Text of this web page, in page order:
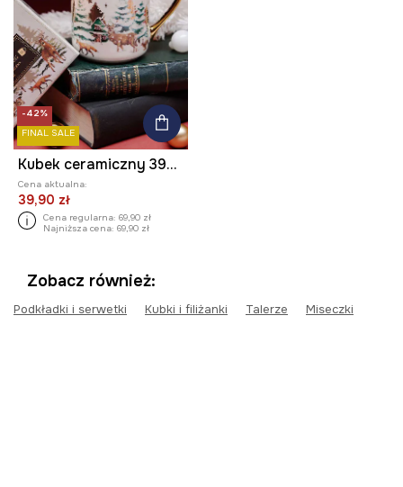
-42%
FINAL SALE
Kubek ceramiczny 390 ml świąteczny
Cena aktualna:
39,90 zł
Cena regularna: 69,90 zł
Najniższa cena: 69,90 zł
Zobacz również:
Podkładki i serwetki Kubki i filiżanki Talerze Miseczki